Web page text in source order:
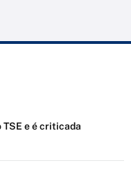
TSE e é criticada